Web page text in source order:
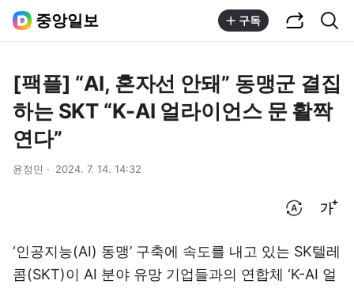
중앙일보 구독
[팩플] “AI, 혼자선 안돼” 동맹군 결집
하는 SKT “K-AI 얼라이언스 문 활짝
연다”
윤정민 2024. 7. 14. 14:32
‘인공지능(AI) 동맹’ 구축에 속도를 내고 있는 SK텔레
콤(SKT)이 AI 분야 유망 기업들과의 연합체 ‘K-AI 얼